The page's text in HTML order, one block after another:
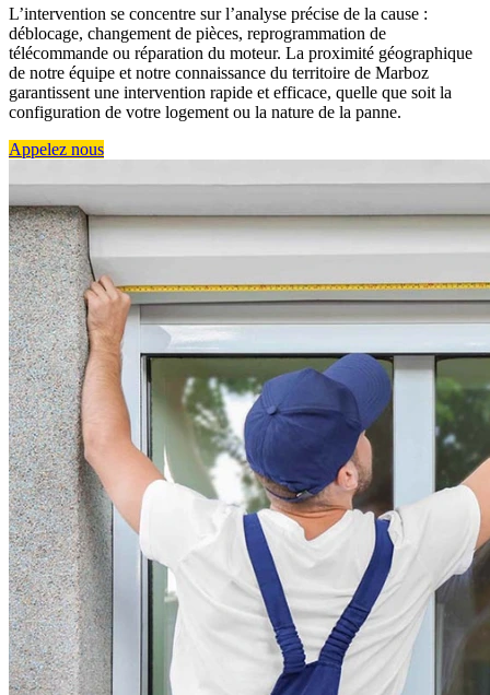
L’intervention se concentre sur l’analyse précise de la cause :
déblocage, changement de pièces, reprogrammation de
télécommande ou réparation du moteur. La proximité géographique
de notre équipe et notre connaissance du territoire de Marboz
garantissent une intervention rapide et efficace, quelle que soit la
configuration de votre logement ou la nature de la panne.
Appelez nous